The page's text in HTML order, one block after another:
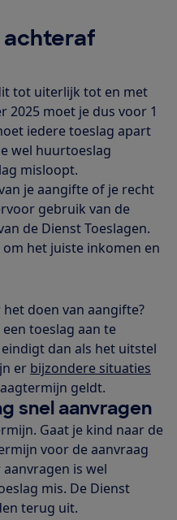
achteraf
tot uiterlijk tot en met
2025 moet je dus voor 1
iedere toeslag apart
wel huurtoeslag
misloopt.
je aangifte of je recht
gebruik van de
de Dienst Toeslagen.
het juiste inkomen en
doen van aangifte?
toeslag aan te
dan als het uitstel
er bijzondere situaties
geldt.
snel aanvragen
Gaat je kind naar de
voor de aanvraag
is wel
mis. De Dienst
terug uit.